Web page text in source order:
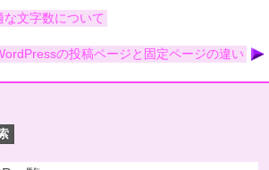
文字数について
の投稿ページと固定ページの違い